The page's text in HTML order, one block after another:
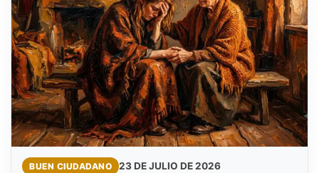
BUEN CIUDADANO 23 DE JULIO DE 2026